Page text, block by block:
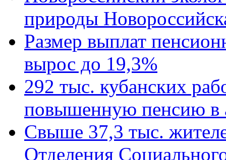
природы
Размер выплат
вырос до 19,3%
292 тыс. кубанских
повышенную пенсию в
Свыше 37,3 тыс.
Отделения